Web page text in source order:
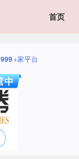
首页
999+家平台